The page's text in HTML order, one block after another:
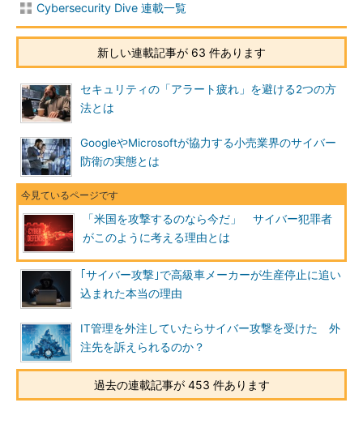
Cybersecurity Dive 連載一覧
新しい連載記事が 63 件あります
セキュリティの「アラート疲れ」を避ける2つの方
法とは
GoogleやMicrosoftが協力する小売業界のサイバー
防衛の実態とは
「米国を攻撃するのなら今だ」 サイバー犯罪者
がこのように考える理由とは
｢サイバー攻撃｣で高級車メーカーが生産停止に追い
込まれた本当の理由
IT管理を外注していたらサイバー攻撃を受けた 外
注先を訴えられるのか？
過去の連載記事が 453 件あります